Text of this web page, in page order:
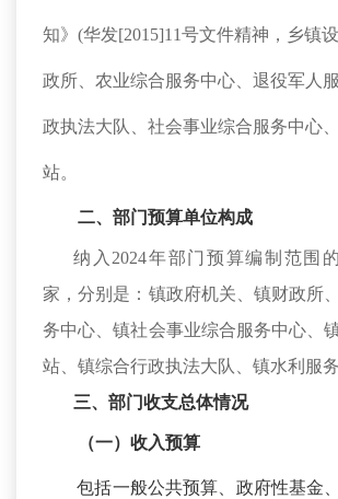
知》 (华发[2015]11号文件精神，乡镇
政所、农业综合服务中心、退役军人
政执法大队、社会事业综合服务中心
站。
二、 部门预算单位构成
纳入 2024年部门预算编制范围
家，分别是：镇政府机关、镇财政所
务中心、镇社会事业综合服务中心、
站、镇综合行政执法大队、镇水利服务
三、部门收支总体情况
（一）收入预算
包括一般公共预算、政府性基金